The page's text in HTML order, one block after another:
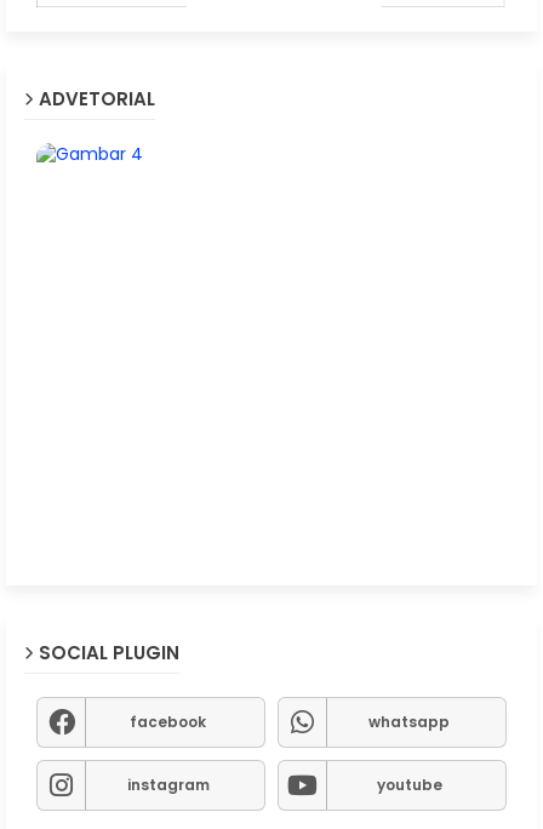
ADVETORIAL
SOCIAL PLUGIN
facebook whatsapp
instagram youtube